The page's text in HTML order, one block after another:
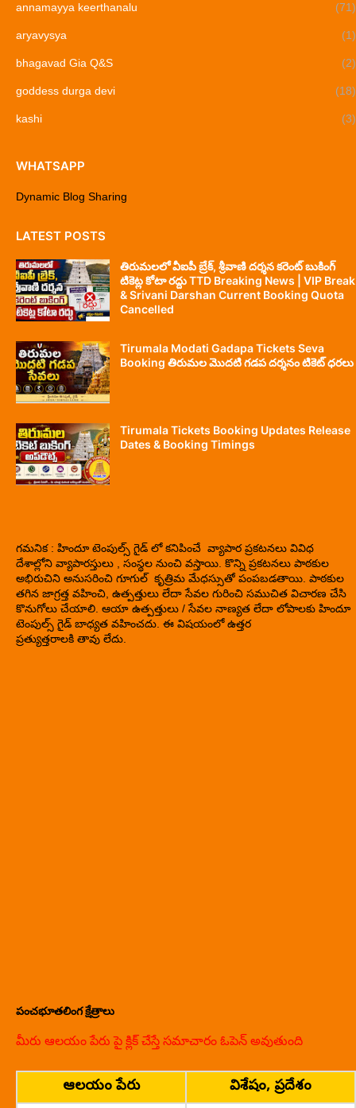
annamayya keerthanalu (71)
aryavysya (1)
bhagavad Gia Q&S (2)
goddess durga devi (18)
kashi (3)
WHATSAPP
Dynamic Blog Sharing
LATEST POSTS
తిరుమలలో వీఐపీ బ్రేక్, శ్రీవాణి దర్శన కరెంట్ బుకింగ్
టికెట్ల కోటా రద్దు TTD Breaking News | VIP Break
& Srivani Darshan Current Booking Quota
Cancelled
Tirumala Modati Gadapa Tickets Seva
Booking తిరుమల మొదటి గడప దర్శనం టికెట్ ధరలు
Tirumala Tickets Booking Updates Release
Dates & Booking Timings
గమనిక : హిందూ టెంపుల్స్ గైడ్ లో కనిపించే వ్యాపార ప్రకటనలు వివిధ
దేశాల్లోని వ్యాపారస్తులు , సంస్థల నుంచి వస్తాయి. కొన్ని ప్రకటనలు పాఠకుల
అభిరుచిని అనుసరించి గూగుల్ కృత్రిమ మేధస్సుతో పంపబడతాయి. పాఠకుల
తగిన జాగ్రత్త వహించి, ఉత్పత్తులు లేదా సేవల గురించి సముచిత విచారణ చేసి
కొనుగోలు చేయాలి. ఆయా ఉత్పత్తులు / సేవల నాణ్యత లేదా లోపాలకు హిందూ
టెంపుల్స్ గైడ్ బాధ్యత వహించదు. ఈ విషయంలో ఉత్తర
ప్రత్యుత్తరాలకి తావు లేదు.
పంచభూతలింగ క్షేత్రాలు
మీరు ఆలయం పేరు పై క్లిక్ చేస్తే సమాచారం ఓపెన్ అవుతుంది
ఆలయం పేరు విశేషం, ప్రదేశం